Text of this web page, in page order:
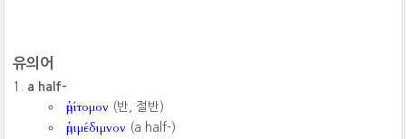
유의어
a half-
ἡμίτομον (반, 절반)
ἡμιμέδιμνον (a half-)